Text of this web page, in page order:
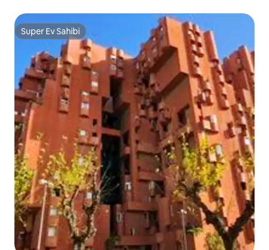
Super Ev Sahibi
Super Ev Sahibi